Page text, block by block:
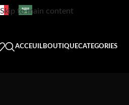
Skip to main content
ACCEUILBOUTIQUECATEGORIES